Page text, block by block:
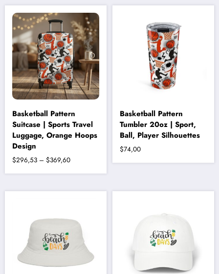
birden
fazla
varyasyonu
var.
Seçenekler
ürün
sayfasından
seçilebilir
Basketball Pattern
Suitcase | Sports Travel
Luggage, Orange Hoops
Design
$296,53 – $369,60Fiyat
-
Bu
birden
Seçenekler
sayfasından
seçilebilir
Basketball Pattern
Tumbler 20oz | Sport,
Ball, Player Silhouettes
$74,00